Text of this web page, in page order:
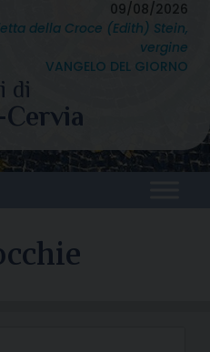
09/08/2026
della Croce (Edith) Stein,
vergine
VANGELO DEL GIORNO